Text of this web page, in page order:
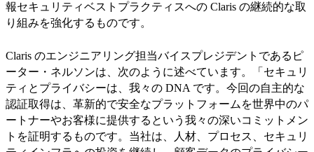
報セキュリティベストプラクティスへの Claris の継続的な取
り組みを強化するものです。
Claris のエンジニアリング担当バイスプレジデントであるピ
ーター・ネルソンは、次のように述べています。「セキュリ
ティとプライバシーは、我々の DNA です。今回の自主的な
認証取得は、革新的で安全なプラットフォームを世界中のパ
ートナーやお客様に提供するという我々の深いコミットメン
トを証明するものです。当社は、人材、プロセス、セキュリ